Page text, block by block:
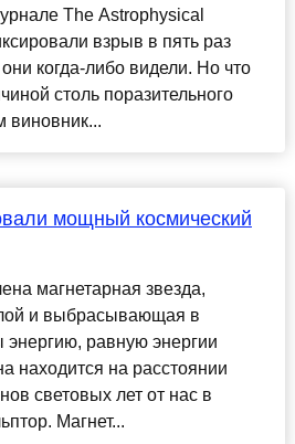
The Astrophysical
взрыв в пять раз
когда-либо видели. Но что
столь поразительного
виновник...
мощный космический
магнетарная звезда,
и выбрасывающая в
энергию, равную энергии
находится на расстоянии
световых лет от нас в
Магнет...